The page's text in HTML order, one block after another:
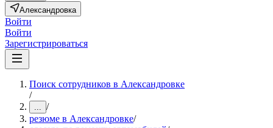
Александровка
Войти
Войти
Зарегистрироваться
Поиск сотрудников в Александровке
/
... /
резюме в Александровке/